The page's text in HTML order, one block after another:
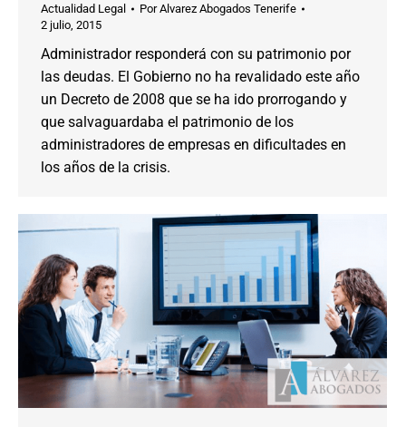
Actualidad Legal PorAlvarez Abogados Tenerife
2 julio, 2015
Administrador responderá con su patrimonio por
las deudas. El Gobierno no ha revalidado este año
un Decreto de 2008 que se ha ido prorrogando y
que salvaguardaba el patrimonio de los
administradores de empresas en dificultades en
los años de la crisis.